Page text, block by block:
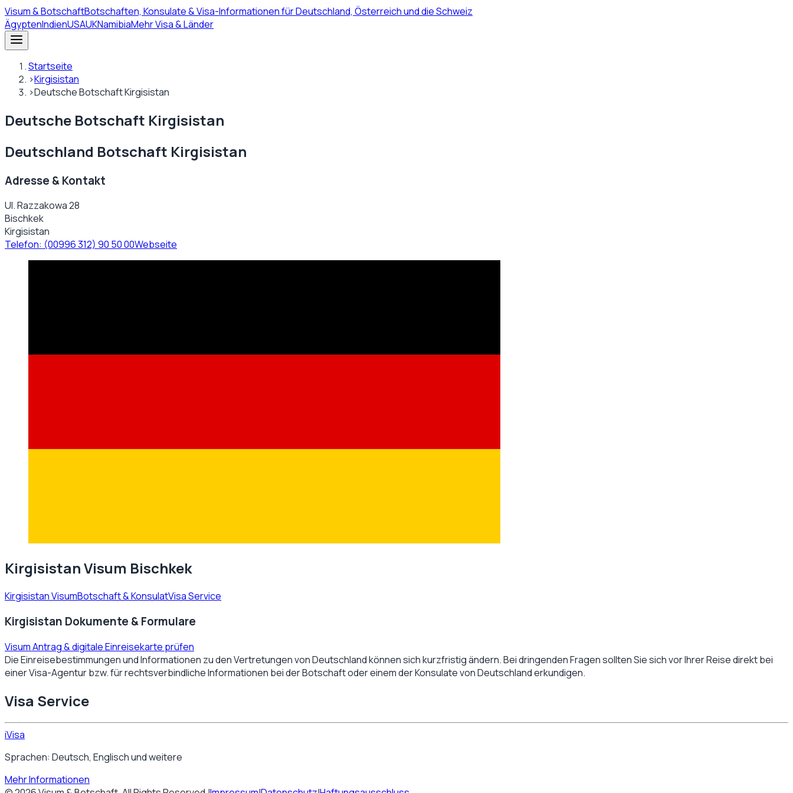
Visum& BotschaftBotschaften, Konsulate & Visa-Informationen für Deutschland, Österreich und die Schweiz
ÄgyptenIndienUSAUKNamibiaMehr Visa & Länder
Startseite
›Kirgisistan
›Deutsche Botschaft Kirgisistan
Deutsche Botschaft Kirgisistan
Deutschland Botschaft Kirgisistan
Adresse & Kontakt
Ul. Razzakowa 28
Bischkek
Kirgisistan
Telefon: (00996 312) 90 50 00Webseite
Kirgisistan Visum Bischkek
Kirgisistan VisumBotschaft & KonsulatVisa Service
Kirgisistan Dokumente & Formulare
Visum Antrag & digitale Einreisekarte prüfen
Die Einreisebestimmungen und Informationen zu den Vertretungen vonDeutschlandkönnen sich kurzfristig ändern. Bei dringenden Fragen sollten Sie sich vor Ihrer Reise direkt bei
einer Visa-Agentur bzw. für rechtsverbindliche Informationen bei der Botschaft oder einem der Konsulate vonDeutschlanderkundigen.
Visa Service
iVisa
Sprachen: Deutsch, Englisch und weitere
Mehr Informationen